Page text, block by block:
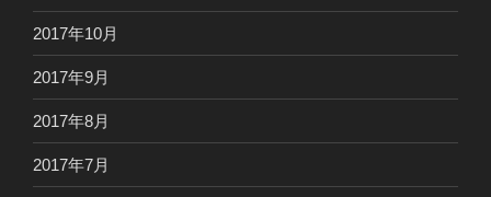
2017年10月
2017年9月
2017年8月
2017年7月